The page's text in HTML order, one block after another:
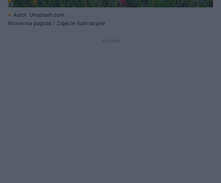
Autor: Unsplash.com
Wiosenna pogoda / Zdjęcie ilustracyjne